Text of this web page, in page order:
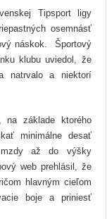
Tipsport ligy
osemnásť
náskok. Športový
klubu uviedol, že
natrvalo a niektorí
na základe ktorého
minimálne desať
mzdy až do výšky
web prehlásil, že
hlavným cieľom
boje a priniesť